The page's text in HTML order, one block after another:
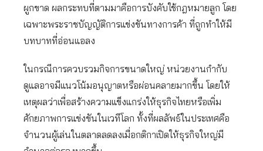
ผูกขาด ผลกระทบที่ตามมาคือการบังคับใช้กฎหมายลูก โดย
เฉพาะพระราชบัญญัติการแข่งขันทางการค้า ที่ถูกทำให้มี
บทบาทที่อ่อนแอลง
ในกรณีการควบรวมกิจการขนาดใหญ่ หน่วยงานกำกับ
ดูแลอาจมีแนวโน้มอนุญาตหรือผ่อนคลายมากขึ้น โดยให้
เหตุผลว่าเพื่อสร้างความแข็งแกร่งให้ธุรกิจไทยหรือเพิ่ม
ศักยภาพการแข่งขันในเวทีโลก ทั้งที่ผลลัพธ์ในประเทศคือ
จำนวนผู้เล่นในตลาดลดลงเมื่อกติกาเปิดให้ธุรกิจใหญ่มี